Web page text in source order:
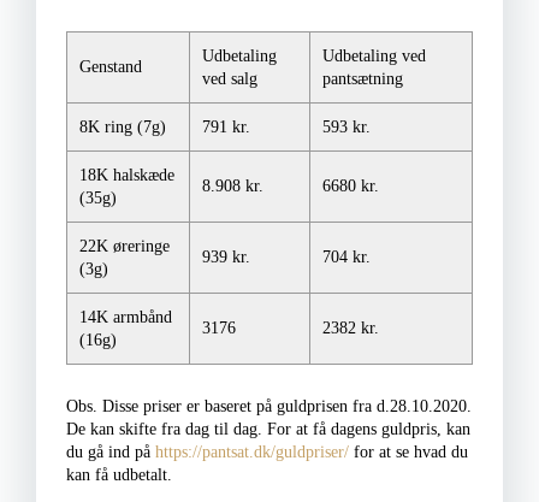
Genstand
Udbetaling
ved salg
Udbetaling ved
pantsætning
8K ring (7g) 791 kr. 593 kr.
18K halskæde
(35g)
8.908 kr. 6680 kr.
22K øreringe
(3g)
939 kr. 704 kr.
14K armbånd
(16g)
3176 2382 kr.
Obs. Disse priser er baseret på guldprisen fra d.28.10.2020.
De kan skifte fra dag til dag. For at få dagens guldpris, kan
du gå ind på https://pantsat.dk/guldpriser/ for at se hvad du
kan få udbetalt.